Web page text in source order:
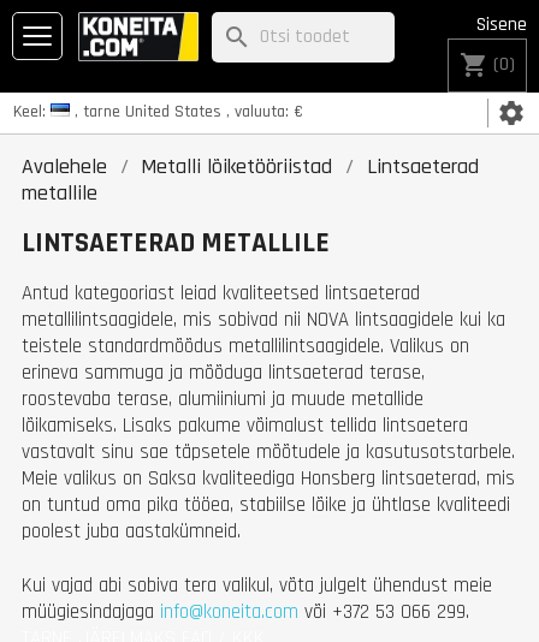
Keel: , tarne United States , valuuta: € settings
Sisene
shopping_cart (0)
search
Avalehele Metalli lõiketööriistad
Lintsaeterad
metallile
LINTSAETERAD METALLILE
Antud kategooriast leiad kvaliteetsed lintsaeterad
metallilintsaagidele, mis sobivad nii NOVA lintsaagidele kui ka
teistele standardmõõdus metallilintsaagidele. Valikus on
erineva sammuga ja mõõduga lintsaeterad terase,
roostevaba terase, alumiiniumi ja muude metallide
lõikamiseks. Lisaks pakume võimalust tellida lintsaetera
vastavalt sinu sae täpsetele mõõtudele ja kasutusotstarbele.
Meie valikus on Saksa kvaliteediga Honsberg lintsaeterad, mis
on tuntud oma pika tööea, stabiilse lõike ja ühtlase kvaliteedi
poolest juba aastakümneid.
Kui vajad abi sobiva tera valikul, võta julgelt ühendust meie
müügiesindajaga info@koneita.com või +372 53 066 299.